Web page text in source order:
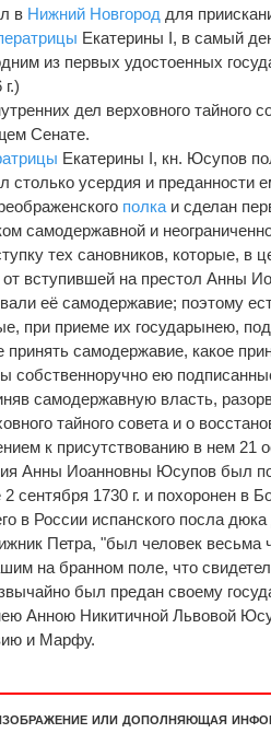
в Нижний Новгород для
Екатерины I, в самый
из первых удостоенных
дел верховного тайного
Сенате.
Екатерины I, кн. Юсупов
столько усердия и преданности
полка и сделан
самодержавной и
тех сановников, которые, в
от вступившей на престол Анны
её самодержавие; поэтому
при приеме их государынею,
принять самодержавие, какое
собственноручно ею
самодержавную власть,
тайного совета и о
к присутствованию в нем
Анны Иоанновны Юсупов был
сентября 1730 г. и похоронен в
в России испанского посла
Петра, "был человек
на бранном поле, что
был предан своему
Анною Никитичной Львовой
и Марфу.
или дополняющая